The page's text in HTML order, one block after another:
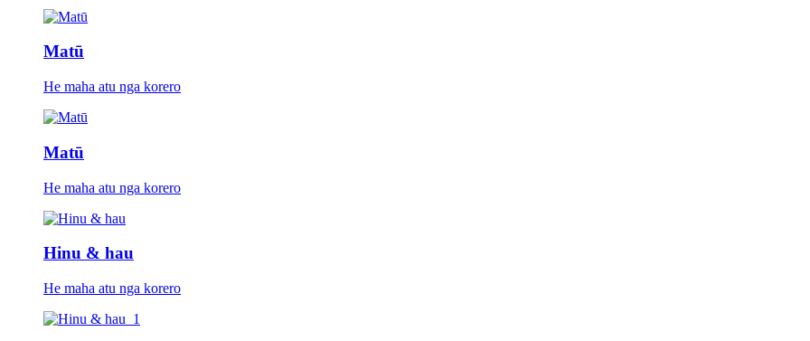
Matū
He maha atu nga korero
Matū
He maha atu nga korero
Hinu & hau
He maha atu nga korero